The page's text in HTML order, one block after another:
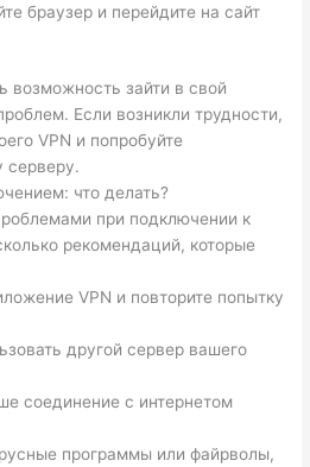
браузер и перейдите на сайт
зайти в свой
Если возникли трудности,
VPN и попробуйте
серверу.
что делать?
при подключении к
рекомендаций, которые
VPN и повторите попытку
другой сервер вашего
соединение с интернетом
программы или файрволы,